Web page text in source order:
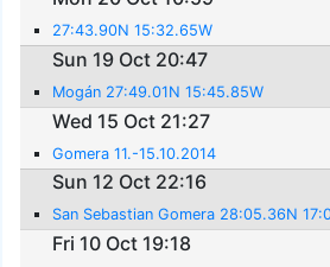
27:43.90N 15:32.65W
Sun 19 Oct 20:47
Mogán 27:49.01N 15:45.85W
Wed 15 Oct 21:27
Gomera 11.-15.10.2014
Sun 12 Oct 22:16
San Sebastian Gomera 28:05.36N
Fri 10 Oct 19:18